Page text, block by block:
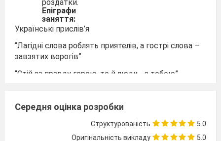
роздатки.
Епіграфи
заняття:
Українські прислів’я
“Лагідні слова роблять приятелів, а гострі слова –
завзятих ворогів”
“Стій за правду горою, то й люди - з тобою”
Вступ ( 2 хв.)
Спочатку було Слово. Але й від самого
Середня оцінка розробки
Структурованість
5.0
Оригінальність викладу
5.0